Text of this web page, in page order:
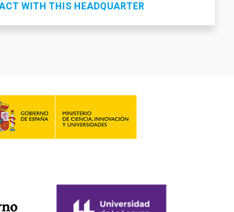
WITH THIS HEADQUARTER